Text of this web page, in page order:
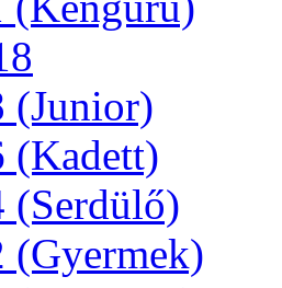
(Junior)
(Kadett)
(Serdülő)
(Gyermek)